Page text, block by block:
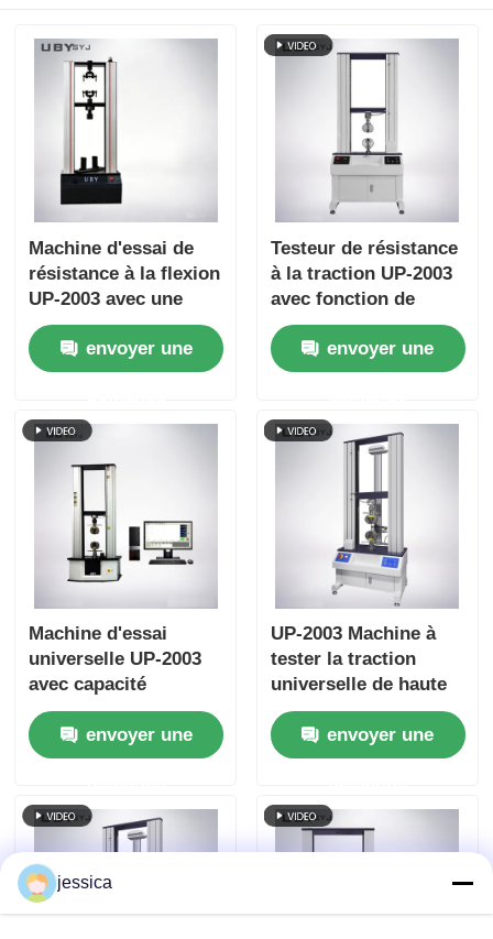
Machine d'essai de
résistance à la flexion
UP-2003 avec une
force d'essai
maximale de 1 kN à
1000 kN, une
une traction efficace
envoyer une
Testeur de résistance
à la traction UP-2003
avec fonction de
stockage de données
d'affichage de courbe
en temps réel et
envoyer une
Machine d'essai
universelle UP-2003
avec capacité
maximale de 20-
100000 kN, précision
de ±0,5 % et
essais de traction,
compression et
flexion
envoyer une
UP-2003 Machine à
tester la traction
universelle de haute
précision Machine à
tester la résistance à
la traction durable
envoyer une
jessica